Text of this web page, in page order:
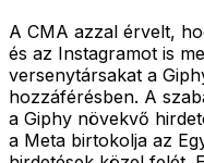
A CMA azzal érvelt,
és az Instagramot is
versenytársakat a
hozzáférésben. A
a Giphy növekvő
a Meta birtokolja az